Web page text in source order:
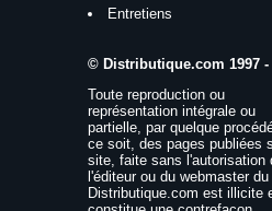
Entretiens
© Distributique.com 1997 -
Toute reproduction ou
représentation intégrale ou
partielle, par quelque
ce soit, des pages publiées
site, faite sans l'autorisation
l'éditeur ou du webmaster
Distributique.com est illicite